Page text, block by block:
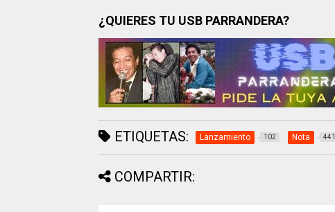
¿QUIERES TU USB PARRANDERA?
ETIQUETAS: Lanzamiento 102 Nota 441
COMPARTIR: